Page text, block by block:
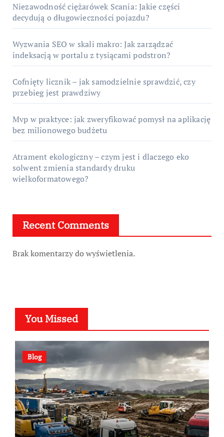
Niezawodność ciężarówek Scania: Jakie części
decydują o długowieczności pojazdu?
Wyzwania SEO w skali makro: Jak zarządzać
indeksacją w portalu z tysiącami podstron?
Cofnięty licznik – jak samodzielnie sprawdzić, czy
przebieg jest prawdziwy
Mvp w praktyce: jak zweryfikować pomysł na aplikację
bez milionowego budżetu
Atrament ekologiczny – czym jest i dlaczego eko
solwent zmienia standardy druku
wielkoformatowego?
Recent Comments
Brak komentarzy do wyświetlenia.
You Missed
Blog